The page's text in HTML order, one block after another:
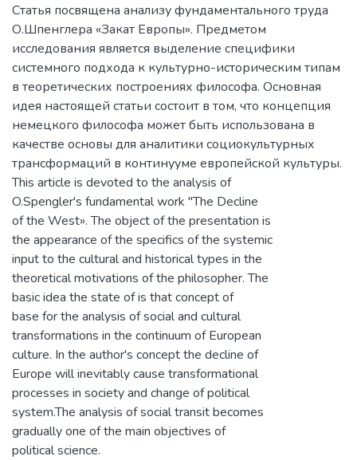
Статья посвящена анализу фундаментального труда
О.Шпенглера «Закат Европы». Предметом
исследования является выделение специфики
системного подхода к культурно-историческим типам
в теоретических построениях философа. Основная
идея настоящей статьи состоит в том, что концепция
немецкого философа может быть использована в
качестве основы для аналитики социокультурных
трансформаций в континууме европейской культуры.
This article is devoted to the analysis of
O.Spengler's fundamental work "The Decline
of the West». The object of the presentation is
the appearance of the specifics of the systemic
input to the cultural and historical types in the
theoretical motivations of the philosopher. The
basic idea the state of is that concept of
base for the analysis of social and cultural
transformations in the continuum of European
culture. In the author's concept the decline of
Europe will inevitably cause transformational
processes in society and change of political
system.The analysis of social transit becomes
gradually one of the main objectives of
political science.